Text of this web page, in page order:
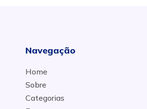
Navegação
Home
Sobre
Categorias